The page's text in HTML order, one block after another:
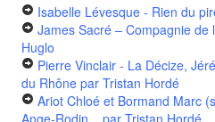
Isabelle Lévesque - Rien du
James Sacré – Compagnie de
Huglo
Pierre Vinclair - La Décize,
du Rhône par Tristan Hordé
Ariot Chloé et Bormand Marc